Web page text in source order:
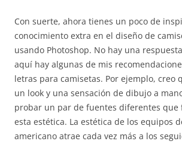
Con suerte, ahora tienes un poco de
conocimiento extra en el diseño de
usando Photoshop. No hay una
aquí hay algunas de mis
letras para camisetas. Por ejemplo, creo
un look y una sensación de dibujo a
probar un par de fuentes diferentes que
esta estética. La estética de los equipos
americano atrae cada vez más a los